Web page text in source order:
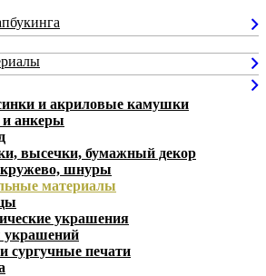
и акриловые камушки
анкеры
высечки, бумажный декор
шнуры
материалы
украшения
украшений
сургучные печати